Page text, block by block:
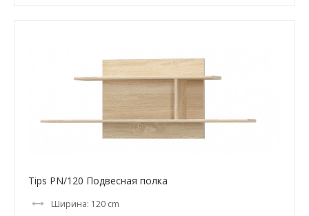
Tips PN/120 Подвесная полка
Ширина: 120 cm